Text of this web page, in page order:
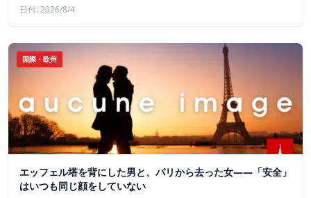
日付: 2026/8/4
国際・欧州
エッフェル塔を背にした男と、パリから去った女——「安全」
はいつも同じ顔をしていない